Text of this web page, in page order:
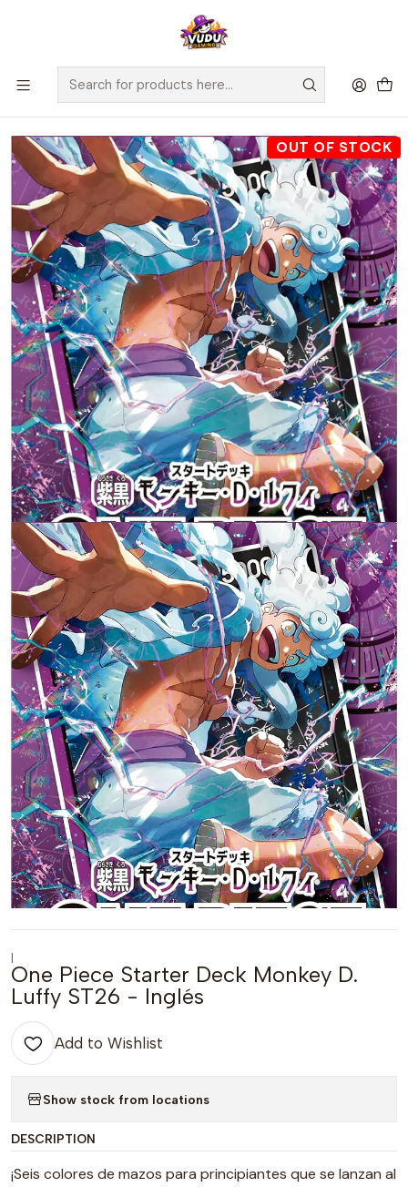
🚀 ¡Despachamos a todo Chile! Envío GRATIS a Regiones sobre
$100.000 y a RM sobre $35.000
Home Juegos de Cartas TCG One Piece
One Piece Starter Deck Monkey D. Luffy ST26 - Inglés
OUT OF STOCK
|
One Piece Starter Deck Monkey D.
Luffy ST26 - Inglés
Add to Wishlist
Show stock from locations
DESCRIPTION
¡Seis colores de mazos para principiantes que se lanzan al